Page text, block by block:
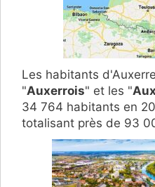
Les habitants
"Auxerrois" et les "
34 764 habitants en
totalisant près de 93